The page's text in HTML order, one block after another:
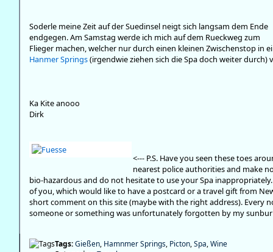
Soderle meine Zeit auf der Suedinsel neigt sich langsam dem Ende
endgegen. Am Samstag werde ich mich auf dem Rueckweg zum
Flieger machen, welcher nur durch einen kleinen Zwischenstop in
Hanmer Springs(irgendwie ziehen sich die Spa doch weiter durch)
Ka Kite anooo
Dirk
<--- P.S. Have you seen these toes
nearest police authorities and make
bio-hazardous and do not hesitate to use your Spa inappropriately.
of you, which would like to have a postcard or a travel gift from
short comment on this site (maybe with the right address). Every
someone or something was unfortunately forgotten by my
Tags:Gießen, Hamnmer Springs, Picton,Spa,Wine